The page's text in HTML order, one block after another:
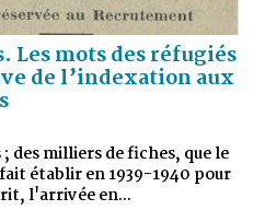
Les mots des réfugiés
de l’indexation aux
des milliers de fiches, que le
établir en 1939-1940 pour
l'arrivée en...